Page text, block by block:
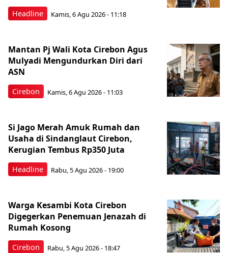
Headline Kamis, 6 Agu 2026 - 11:18
Cirebon
Mantan Pj Wali Kota Cirebon Agus
Mulyadi Mengundurkan Diri dari
ASN
Kamis, 6 Agu 2026 - 11:03
Headline
Si Jago Merah Amuk Rumah dan
Usaha di Sindanglaut Cirebon,
Kerugian Tembus Rp350 Juta
Rabu, 5 Agu 2026 - 19:00
Cirebon
Warga Kesambi Kota Cirebon
Digegerkan Penemuan Jenazah di
Rumah Kosong
Rabu, 5 Agu 2026 - 18:47